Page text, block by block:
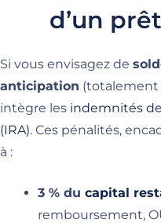
d’un
Si vous envisagez de
anticipation (totalement
intègre les indemnités
(IRA). Ces pénalités,
à :
3 % du capital
remboursement,